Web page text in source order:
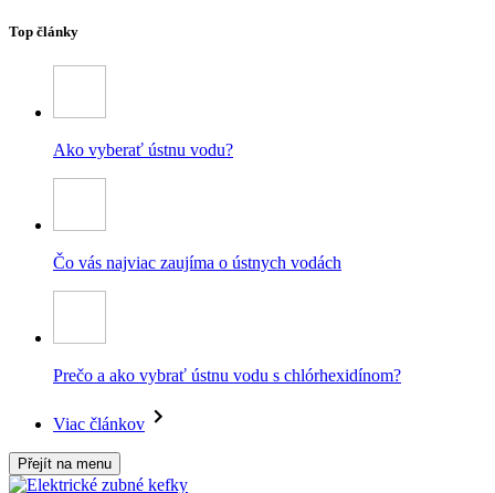
Top články
Ako vyberať ústnu vodu?
Čo vás najviac zaujíma o ústnych vodách
Prečo a ako vybrať ústnu vodu s chlórhexidínom?
Viac článkov
Přejít na menu